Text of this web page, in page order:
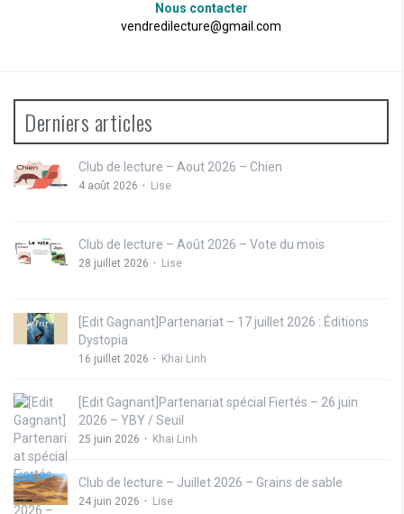
Nous contacter
vendredilecture@gmail.com
Derniers articles
Club de lecture – Aout 2026 – Chien
4 août 2026 Lise
Club de lecture – Août 2026 – Vote du mois
28 juillet 2026 Lise
[Edit Gagnant]Partenariat – 17 juillet 2026 : Éditions
Dystopia
16 juillet 2026 Khai Linh
[Edit Gagnant]Partenariat spécial Fiertés – 26 juin
2026 – YBY / Seuil
25 juin 2026 Khai Linh
Club de lecture – Juillet 2026 – Grains de sable
24 juin 2026 Lise